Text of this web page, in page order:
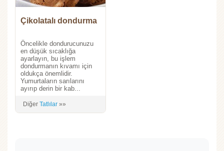
Çikolatalı dondurma
Öncelikle dondurucunuzu
en düşük sıcaklığa
ayarlayın, bu işlem
dondurmanın kıvamı için
oldukça önemlidir.
Yumurtaların sarılarını
ayırıp derin bir kab...
Diğer Tatlılar »»